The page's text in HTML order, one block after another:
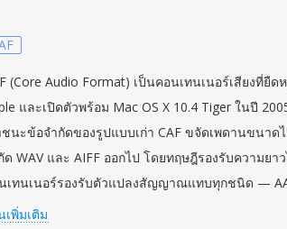
แบบสำหรับสื่อจัดเก็บที่เชื่อถือได้ TS สามารถมัลติเพ
ที่อธิบายโครงสร้างและเนื้อหาของแต่ละโปรแกรม
แปลงสัญญาณเสียงและวิดีโอแทบทุกชนิด แม้จะบรรจุ
H.264 หรือ HEVC ควบคู่กับ AAC, AC-3 หรือ
ก TS เป็นแกนหลักของการส่งโทรทัศน์ดิจิทัลทั่วโลก ถู
ตรฐานการออกอากาศ DVB, ATSC และ ISDB รวมถึ
และ OTT ที่ใช้ HTTP Live Streaming (HLS) ควา
(Core Audio Format) เป็นคอนเทนเนอร์เสียงที่ยื
และเปิดตัวพร้อม Mac OS X 10.4 Tiger ในปี
ชนะข้อจำกัดของรูปแบบเก่า CAF ขจัดเพดานขนาด
ด WAV และ AIFF ออกไป โดยทฤษฎีรองรับความยา
เทนเนอร์รองรับตัวแปลงสัญญาณแทบทุกชนิด —
linear PCM, IMA ADPCM และอื่น ๆ — ภายในตัว
เพิ่มเติม